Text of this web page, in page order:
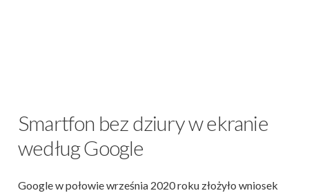
Smartfon bez dziury w ekranie
według Google
Google w połowie września 2020 roku złożyło wniosek